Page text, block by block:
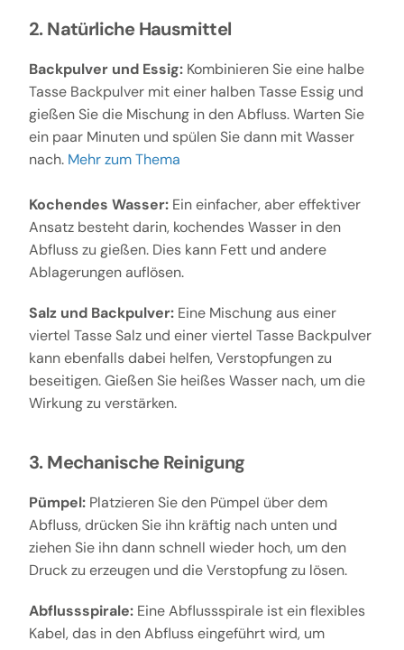
2. Natürliche Hausmittel
Backpulver und Essig:Kombinieren Sie eine halbe
Tasse Backpulver mit einer halben Tasse Essig und
gießen Sie die Mischung in den Abfluss. Warten Sie
ein paar Minuten und spülen Sie dann mit Wasser
nach. Mehr zum Thema
Kochendes Wasser:Ein einfacher, aber effektiver
Ansatz besteht darin, kochendes Wasser in den
Abfluss zu gießen. Dies kann Fett und andere
Ablagerungen auflösen.
Salz und Backpulver:Eine Mischung aus einer
viertel Tasse Salz und einer viertel Tasse Backpulver
kann ebenfalls dabei helfen, Verstopfungen zu
beseitigen. Gießen Sie heißes Wasser nach, um die
Wirkung zu verstärken.
3. Mechanische Reinigung
Pümpel:Platzieren Sie den Pümpel über dem
Abfluss, drücken Sie ihn kräftig nach unten und
ziehen Sie ihn dann schnell wieder hoch, um den
Druck zu erzeugen und die Verstopfung zu lösen.
Abflussspirale:Eine Abflussspirale ist ein flexibles
Kabel, das in den Abfluss eingeführt wird, um